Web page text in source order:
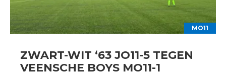
MO11
ZWART-WIT ‘63 JO11-5 TEGEN
VEENSCHE BOYS MO11-1